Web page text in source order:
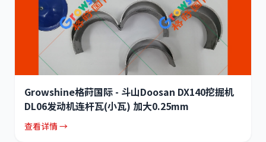
Growshine格莳国际 - 斗山Doosan DX140挖掘机
DL06发动机连杆瓦(小瓦) 加大0.25mm
查看详情 →